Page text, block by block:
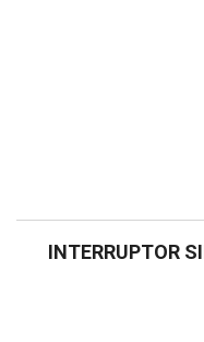
INTERRUPTOR